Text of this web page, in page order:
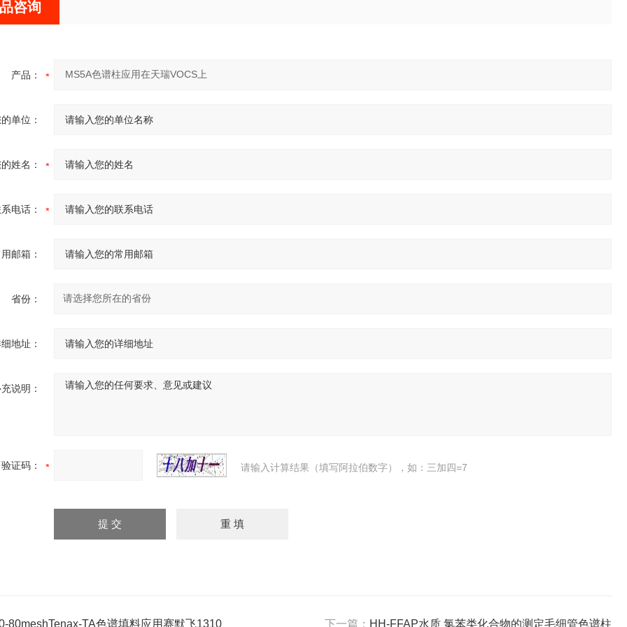
咨询
产品：
单位：
姓名：
电话：
邮箱：
省份：
地址：
说明：
验证码： 请输入计算结果（填写阿拉伯数字），如：三加四=7
80meshTenax-TA色谱填料应用赛默飞1310 下一篇： HH-FFAP水质 氯苯类化合物的测定毛细管色谱柱